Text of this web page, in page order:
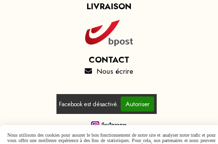
LIVRAISON
CONTACT
 Nous écrire
Facebook est désactivé. Autoriser
Nous utilisons des cookies pour assurer le bon fonctionnement de notre site et analyser notre trafic et pour
vous offrir une meilleure expérience à des fins de statistiques. Pour cela, nos partenaires et nous peuvent